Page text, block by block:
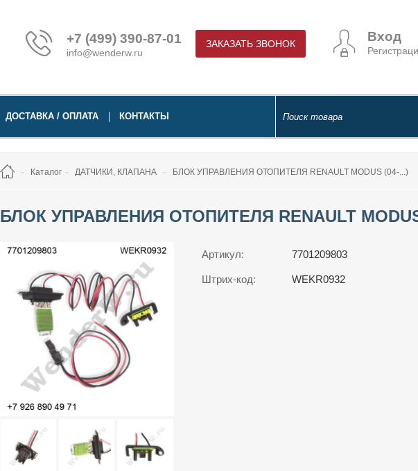
+7 (499) 390-87-01
info@wenderw.ru
ЗАКАЗАТЬ ЗВОНОК Вход
ДОСТАВКА / ОПЛАТА КОНТАКТЫ
Каталог ДАТЧИКИ, КЛАПАНА БЛОК УПРАВЛЕНИЯ ОТОПИТЕЛЯ RENAULT MODUS (04-...)
БЛОК УПРАВЛЕНИЯ ОТОПИТЕЛЯ RENAULT
Артикул: 7701209803
Штрих-код: WEKR0932